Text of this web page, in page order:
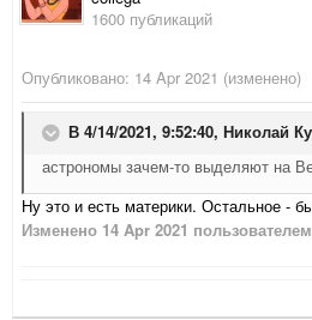
1600 публикаций
Опубликовано: 14 Apr 2021 (изменено)
В 4/14/2021, 9:52:40, Николай
астрономы зачем-то выделяют на
Ну это и есть материки. Остальное -
Изменено 14 Apr 2021